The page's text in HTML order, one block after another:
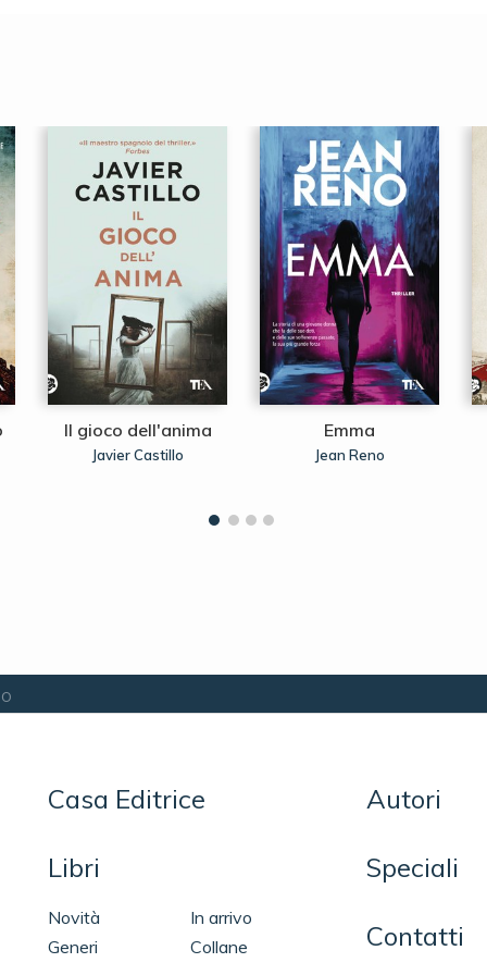
Il gioco dell'anima
Javier Castillo
Emma
Jean Reno
Casa Editrice
Libri
Novità
In arrivo
Generi
Collane
Autori
Speciali
Contatti